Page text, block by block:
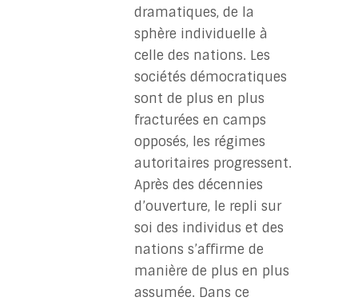
dramatiques, de la
sphère individuelle à
celle des nations. Les
sociétés démocratiques
sont de plus en plus
fracturées en camps
opposés, les régimes
autoritaires progressent.
Après des décennies
d’ouverture, le repli sur
soi des individus et des
nations s’affirme de
manière de plus en plus
assumée. Dans ce